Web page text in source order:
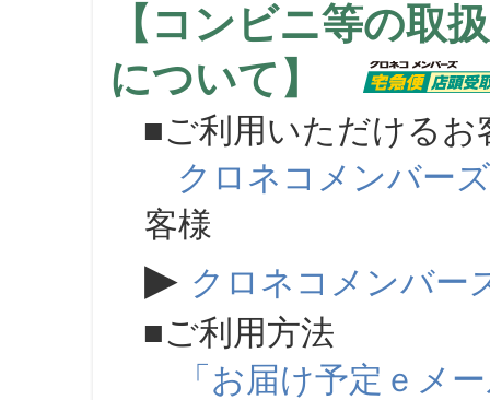
【コンビニ等の取
について】
■ご利用いただけるお
クロネコメンバーズ
客様
▶ クロネコメンバー
■ご利用方法
「お届け予定ｅメ